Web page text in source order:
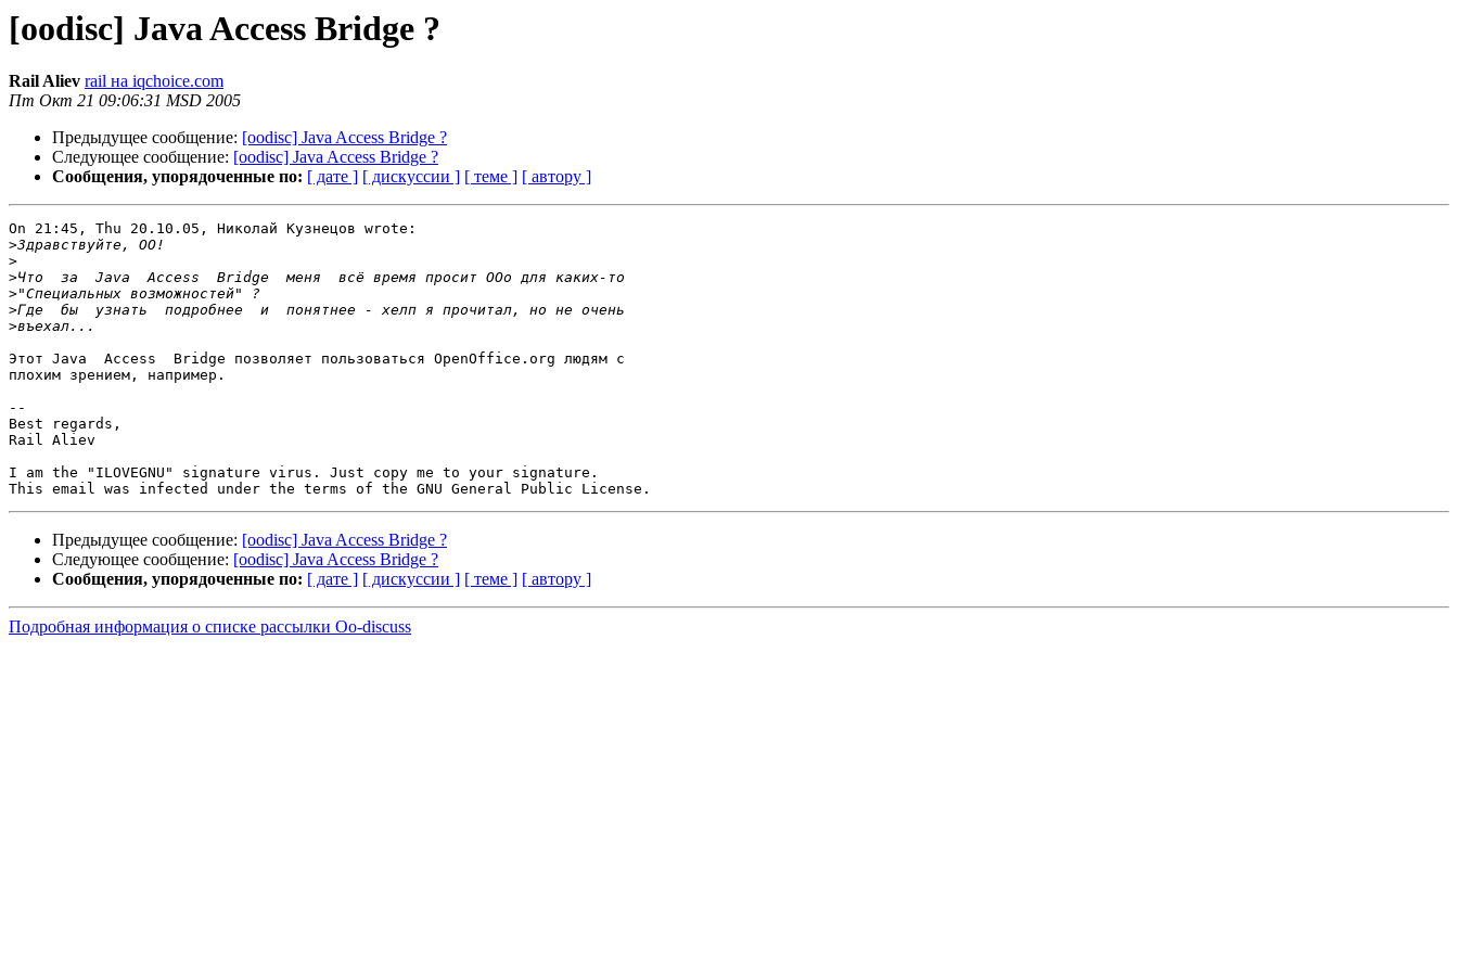
[oodisc] Java Access Bridge ?
Rail Aliev rail на iqchoice.com
Пт Окт 21 09:06:31 MSD 2005
Предыдущее сообщение: [oodisc] Java Access Bridge ?
Следующее сообщение: [oodisc] Java Access Bridge ?
Сообщения, упорядоченные по: [ дате ] [ дискуссии ] [ теме ] [ автору ]
On 21:45, Thu 20.10.05, Николай Кузнецов wrote:
>
>
>
>
>
>
Этот Java  Access  Bridge позволяет пользоваться OpenOffice.org людям с
плохим зрением, например.
--
Best regards,
Rail Aliev
I am the "ILOVEGNU" signature virus. Just copy me to your signature.
Предыдущее сообщение: [oodisc] Java Access Bridge ?
Следующее сообщение: [oodisc] Java Access Bridge ?
Сообщения, упорядоченные по: [ дате ] [ дискуссии ] [ теме ] [ автору ]
Подробная информация о списке рассылки Oo-discuss